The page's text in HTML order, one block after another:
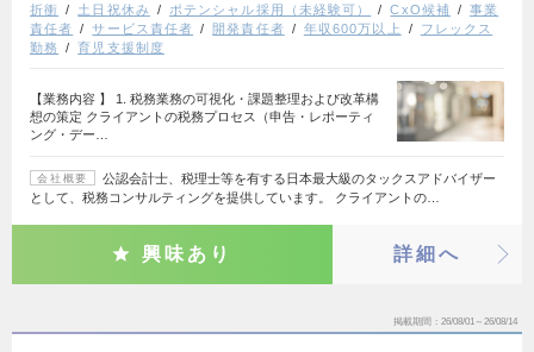
折衝
土日祝休み ポテンシャル採用（未経験可） CxO候補
事業
責任者
サービス責任者 開発責任者 年収600万以上
フレックス
勤務
育児支援制度
【業務内容 】 1. 税務業務の可視化・課題整理および改革構
想の策定 クライアントの税務プロセス（申告・レポーティ
ング・デー…
会社概要
公認会計士、税理士等を有する日本最大級のタックスアドバイザー
として、税務コンサルティングを提供しています。 クライアントの…
興味あり 詳細へ
掲載期間 26/08/01～26/08/14